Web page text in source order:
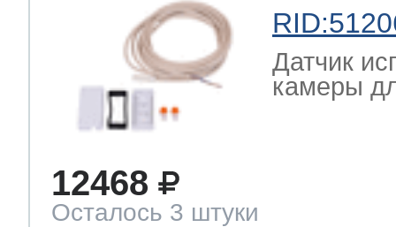
Датчик
камеры
12468
Осталось 3 штуки